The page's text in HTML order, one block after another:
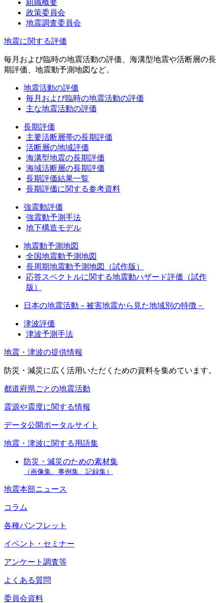
組織概要
政策委員会
地震調査委員会
地震に関する評価
毎月および臨時の地震活動の評価、海溝型地震や活断層の長
期評価、地震動予測地図など。
地震活動の評価
毎月および臨時の地震活動の評価
主な地震活動の評価
長期評価
主要活断層帯の長期評価
活断層の地域評価
海溝型地震の長期評価
海域活断層の長期評価
長期評価結果一覧
長期評価に関する参考資料
強震動評価
強震動予測手法
地下構造モデル
地震動予測地図
全国地震動予測地図
長周期地震動予測地図（試作版）
応答スペクトルに関する地震動ハザード評価（試作
版）
日本の地震活動－被害地震から見た地域別の特徴－
津波評価
津波予測手法
地震・津波の提供情報
防災・減災に広く活用いただくための資料を集めています。
都道府県ごとの地震活動
震源や震度に関する情報
データ公開ポータルサイト
地震・津波に関する用語集
防災・減災のための素材集
（画像集、事例集、記録集）
地震本部ニュース
コラム
各種パンフレット
イベント・セミナー
アンケート調査等
よくある質問
委員会資料